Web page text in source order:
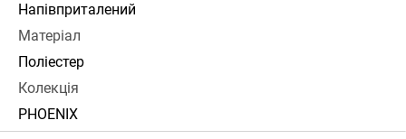
Напівприталений
Матеріал
Поліестер
Колекція
PHOENIX